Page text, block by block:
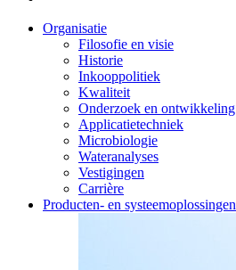
Organisatie
Filosofie en visie
Historie
Inkooppolitiek
Kwaliteit
Onderzoek en ontwikkeling
Applicatietechniek
Microbiologie
Wateranalyses
Vestigingen
Carrière
Producten- en systeemoplossingen